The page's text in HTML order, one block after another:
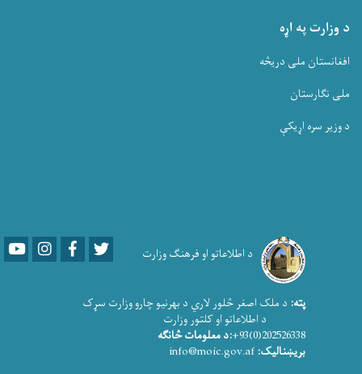
د وزارت په اړه
افغانستان ملی دریڅه
ملی نگارستان
د وزیر سره اړیکې
د اطلاعاتو او فرهنګ وزارت YoutubeLinkedInFacebook
پته: د ملک اصغر څلور لاري د بهرنیو چارو وزارت سړک
د اطلاعاتو او کلتور وزارت
202526338(0)93+
:د معلومات څانګه
بریښنالیک: info@moic.gov.af